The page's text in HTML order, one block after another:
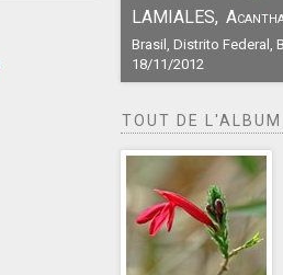
LAMIALES,
Brasil, Distrito Federal,
18/11/2012
TOUT DE L'ALBUM